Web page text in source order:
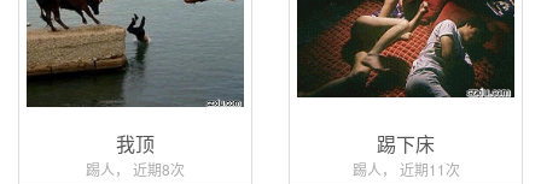
我顶
踢人， 近期8次
踢下床
踢人， 近期11次